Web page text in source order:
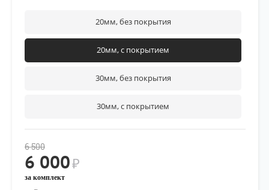
20мм, без покрытия
20мм, с покрытием
30мм, без покрытия
30мм, с покрытием
6 500
6 000₽
за комплект